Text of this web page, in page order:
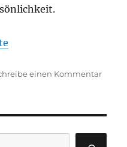
einen Kommentarzu
–